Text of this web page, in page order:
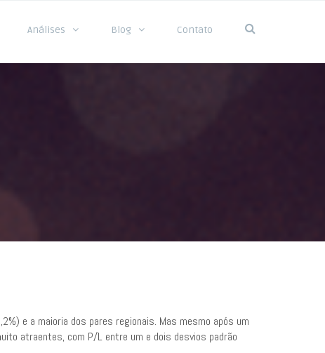
Análises Blog Contato
e a maioria dos pares regionais. Mas mesmo após um
atraentes, com P/L entre um e dois desvios padrão